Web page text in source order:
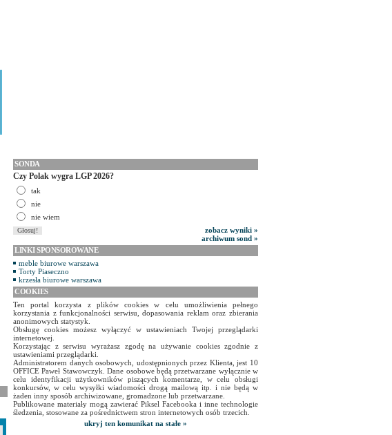
SONDA
Czy Polak wygra LGP 2026?
tak
nie
nie wiem
zobacz wyniki »
archiwum sond »
LINKI SPONSOROWANE
meble biurowe warszawa
Torty Piaseczno
krzesła biurowe warszawa
COOKIES
Ten portal korzysta z plików cookies w celu umożliwienia pełnego
korzystania z funkcjonalności serwisu, dopasowania reklam oraz zbierania
anonimowych statystyk.
Obsługę cookies możesz wyłączyć w ustawieniach Twojej przeglądarki
internetowej.
Korzystając z serwisu wyrażasz zgodę na używanie cookies zgodnie z
ustawieniami przeglądarki.
Administratorem danych osobowych, udostępnionych przez Klienta, jest 10
OFFICE Paweł Stawowczyk. Dane osobowe będą przetwarzane wyłącznie w
celu identyfikacji użytkowników piszących komentarze, w celu obsługi
konkursów, w celu wysyłki wiadomości drogą mailową itp. i nie będą w
żaden inny sposób archiwizowane, gromadzone lub przetwarzane.
Publikowane materiały mogą zawierać Piksel Facebooka i inne technologie
śledzenia, stosowane za pośrednictwem stron internetowych osób trzecich.
ukryj ten komunikat na stałe »